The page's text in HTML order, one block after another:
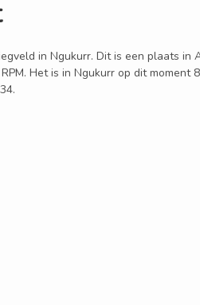
in Ngukurr. Dit is een plaats
Het is in Ngukurr op dit moment